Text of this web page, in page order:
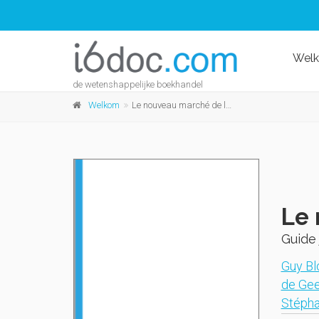
de wetenshappelijke boekhandel
Welkom Le nouveau marché de l'énergie
Le
Guy
de